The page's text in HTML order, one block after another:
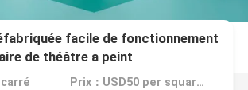
facile de fonctionnement
de théâtre a peint
Prix：USD50 per square meter